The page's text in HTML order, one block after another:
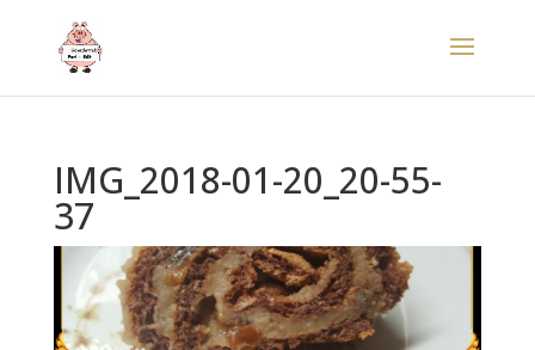
IMG_2018-01-20_20-55-
37